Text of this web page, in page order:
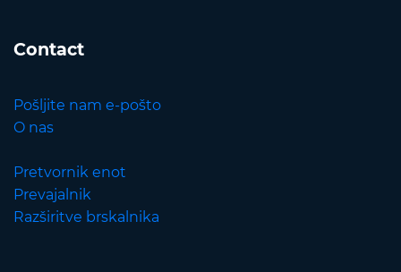
Contact
Pošljite nam e-pošto
O nas
Pretvornik enot
Prevajalnik
Razširitve brskalnika